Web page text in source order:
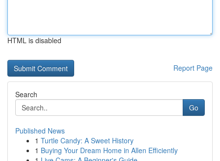
HTML is disabled
Report Page
Search
Go
Published News
1 Turtle Candy: A Sweet History
1 Buying Your Dream Home in Allen Efficiently